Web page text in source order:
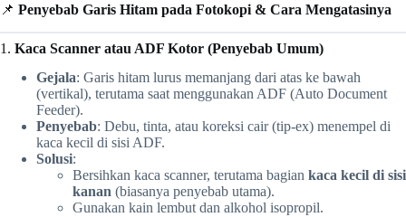
📌 Penyebab Garis Hitam pada Fotokopi & Cara Mengatasinya
1. Kaca Scanner atau ADF Kotor (Penyebab Umum)
Gejala: Garis hitam lurus memanjang dari atas ke bawah
(vertikal), terutama saat menggunakan ADF (Auto Document
Feeder).
Penyebab: Debu, tinta, atau koreksi cair (tip-ex) menempel di
kaca kecil di sisi ADF.
Solusi:
Bersihkan kaca scanner, terutama bagian kaca kecil di sisi
kanan (biasanya penyebab utama).
Gunakan kain lembut dan alkohol isopropil.